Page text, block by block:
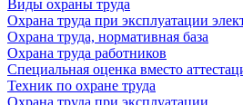
Виды охраны труда
Охрана труда при эксплуатации
Охрана труда, нормативная база
Охрана труда работников
Специальная оценка вместо
Техник по охране труда
Охрана труда при эксплуатации